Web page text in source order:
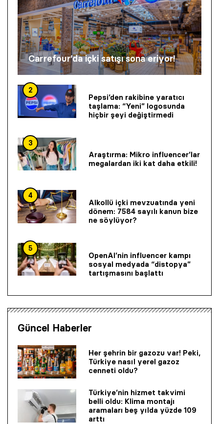
Carrefour’da içki satışı sona eriyor!
2
Pepsi’den rakibine yaratıcı
taşlama: “Yeni” logosunda
hiçbir şeyi değiştirmedi
3
Araştırma: Mikro influencer’lar
megalardan iki kat daha etkili!
4
Alkollü içki mevzuatında yeni
dönem: 7584 sayılı kanun bize
ne söylüyor?
5
OpenAI’nin influencer kampı
sosyal medyada “distopya”
tartışmasını başlattı
Güncel Haberler
Her şehrin bir gazozu var! Peki,
Türkiye nasıl yerel gazoz
cenneti oldu?
Türkiye’nin hizmet takvimi
belli oldu: Klima montajı
aramaları beş yılda yüzde 109
arttı